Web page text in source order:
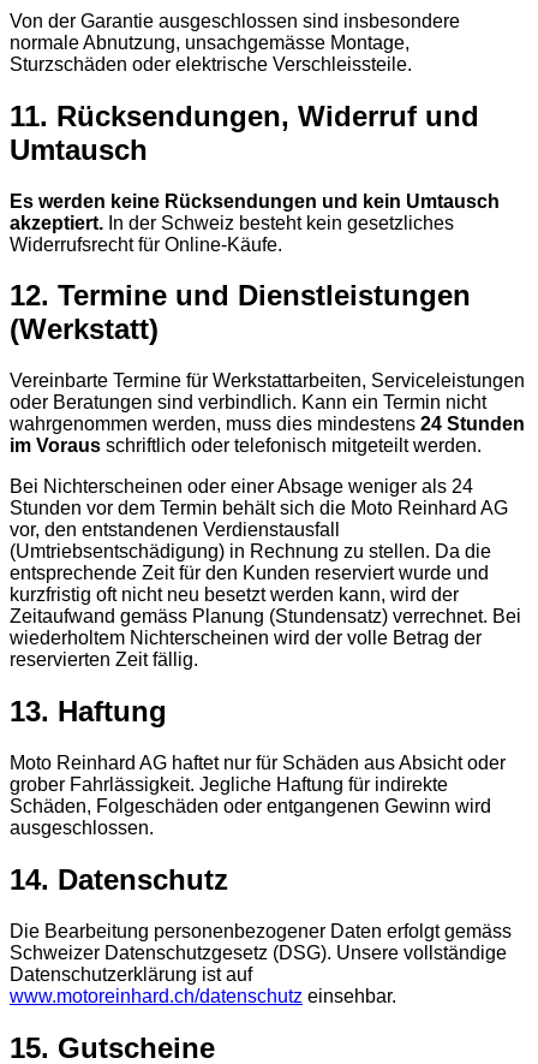
Von der Garantie ausgeschlossen sind insbesondere
normale Abnutzung, unsachgemässe Montage,
Sturzschäden oder elektrische Verschleissteile.
11. Rücksendungen, Widerruf und
Umtausch
Es werden keine Rücksendungen und kein Umtausch
akzeptiert. In der Schweiz besteht kein gesetzliches
Widerrufsrecht für Online-Käufe.
12. Termine und Dienstleistungen
(Werkstatt)
Vereinbarte Termine für Werkstattarbeiten, Serviceleistungen
oder Beratungen sind verbindlich. Kann ein Termin nicht
wahrgenommen werden, muss dies mindestens 24 Stunden
im Voraus schriftlich oder telefonisch mitgeteilt werden.
Bei Nichterscheinen oder einer Absage weniger als 24
Stunden vor dem Termin behält sich die Moto Reinhard AG
vor, den entstandenen Verdienstausfall
(Umtriebsentschädigung) in Rechnung zu stellen. Da die
entsprechende Zeit für den Kunden reserviert wurde und
kurzfristig oft nicht neu besetzt werden kann, wird der
Zeitaufwand gemäss Planung (Stundensatz) verrechnet. Bei
wiederholtem Nichterscheinen wird der volle Betrag der
reservierten Zeit fällig.
13. Haftung
Moto Reinhard AG haftet nur für Schäden aus Absicht oder
grober Fahrlässigkeit. Jegliche Haftung für indirekte
Schäden, Folgeschäden oder entgangenen Gewinn wird
ausgeschlossen.
14. Datenschutz
Die Bearbeitung personenbezogener Daten erfolgt gemäss
Schweizer Datenschutzgesetz (DSG). Unsere vollständige
Datenschutzerklärung ist auf
www.motoreinhard.ch/datenschutz einsehbar.
15. Gutscheine